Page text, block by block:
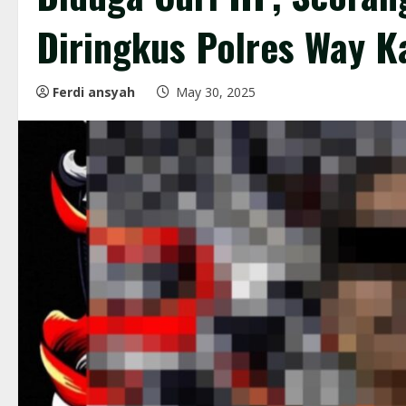
Diringkus Polres Way
Ferdi ansyah May 30, 2025